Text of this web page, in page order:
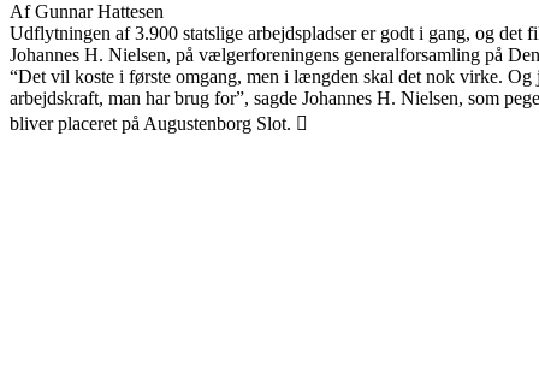
Af Gunnar Hattesen
Udflytningen af 3.900 statslige arbejdspladser er godt i gang, og det
Johannes H. Nielsen, på vælgerforeningens generalforsamling på
“Det vil koste i første omgang, men i længden skal det nok virke. Og
arbejdskraft, man har brug for”, sagde Johannes H. Nielsen, som
bliver placeret på Augustenborg Slot. 